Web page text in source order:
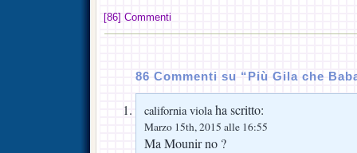
[86] Commenti
86 Commenti su “Più Gila che
california violaha scritto:
Marzo 15th, 2015 alle 16:55
Ma Mounir no ?